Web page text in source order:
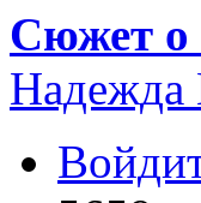
Сюжет о
Надежда